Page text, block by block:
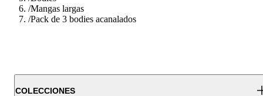
/Mangas largas
/Pack de 3 bodies acanalados
COLECCIONES